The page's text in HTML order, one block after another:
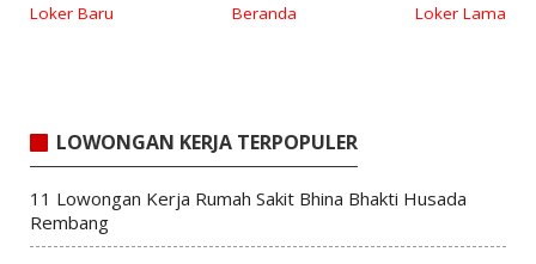
Loker Baru Loker Lama
Beranda
LOWONGAN KERJA TERPOPULER
11 Lowongan Kerja Rumah Sakit Bhina Bhakti Husada
Rembang